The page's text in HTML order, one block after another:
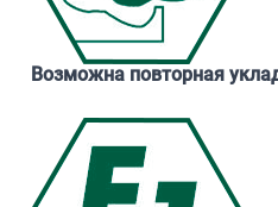
Возможна повторная